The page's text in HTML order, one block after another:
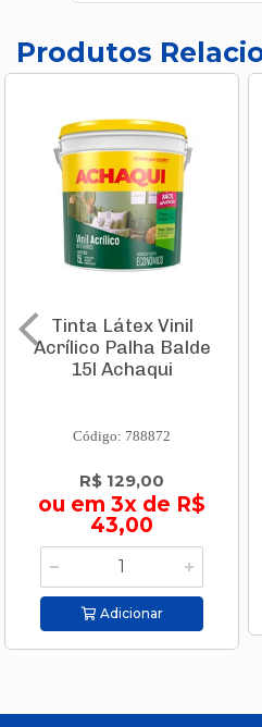
Produtos
Tinta Látex Vinil
Acrílico Palha Balde
15l Achaqui
Código: 788872
R$ 129,00
ou em 3x de R$
43,00
Adicionar